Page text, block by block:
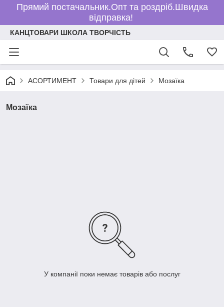
Прямий постачальник.Опт та роздріб.Швидка
відправка!
КАНЦТОВАРИ ШКОЛА ТВОРЧІСТЬ
АСОРТИМЕНТ Товари для дітей Мозаїка
Мозаїка
У компанії поки немає товарів або послуг